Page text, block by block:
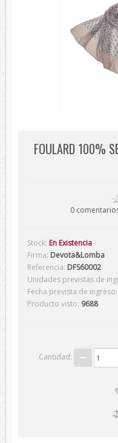
Chales/Foulares
Chales/Foulares
Chales/Foulares Marca
Piel
Corbatas
Pajaritas
Corbatas Lambertti
Corbatas Howards
Pañuelos
FOULARD 100%
0
Stock: En Existencia
Firma: Devota&Lomba
Referencia: DFS60002
Unidades previstas de
Fecha prevista de ingreso:
Producto visto: 9688
Cantidad: